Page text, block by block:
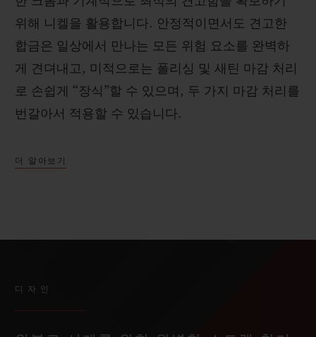
위해 니켈을 활용합니다. 안정적이면서도 견고한
합금은 일상에서 만나는 모든 위험 요소를 완벽하
게 견뎌내고, 미적으로는 폴리싱 및 새틴 마감 처리
로 손쉽게 “장식”할 수 있으며, 두 가지 마감 처리를
번갈아서 적용할 수 있습니다.
더 알아보기
디자인